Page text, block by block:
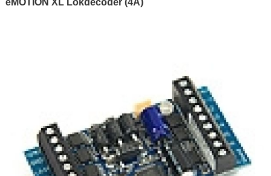
eMOTION XL Lokdecoder (4A)